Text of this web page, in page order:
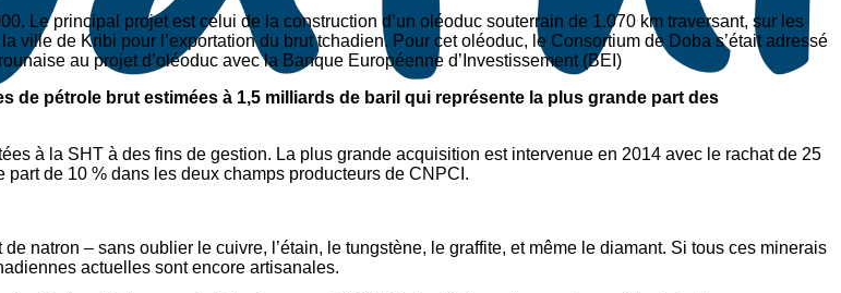
Le principal projet est celui de la construction d’un oléoduc souterrain de 1.070 km traversant, sur les
de Kribi pour l’exportation du brut tchadien. Pour cet oléoduc, le Consortium de Doba s’était adressé
au projet d’oléoduc avec la Banque Européenne d’Investissement (BEI)
de pétrole brut estimées à 1,5 milliards de baril qui représente la plus grande part des
à la SHT à des fins de gestion. La plus grande acquisition est intervenue en 2014 avec le rachat de 25
de 10 % dans les deux champs producteurs de CNPCI .
natron – sans oublier le cuivre, l’étain, le tungstène, le graffite, et même le diamant. Si tous ces minerais
actuelles sont encore artisanales.